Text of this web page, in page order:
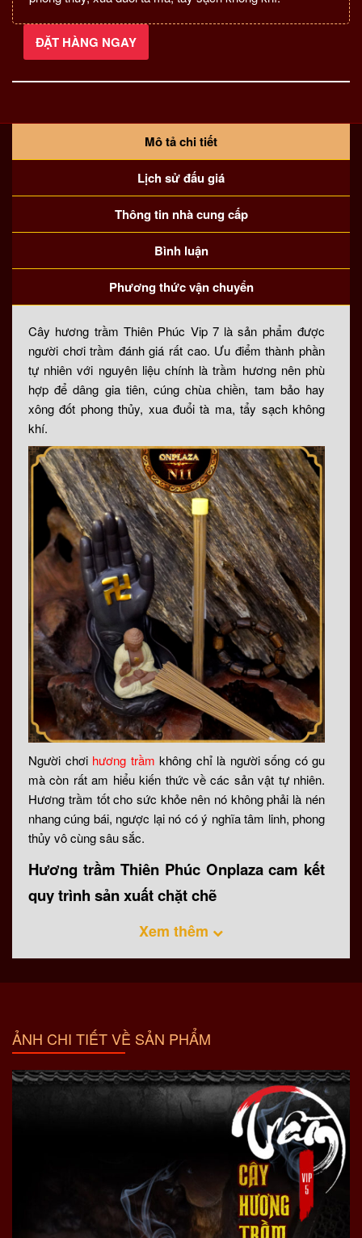
hương
trầm
Phúc
số
ĐẶT HÀNG NGAY
Mô tả chi tiết
Lịch sử đấu giá
Thông tin nhà cung cấp
Bình luận
Phương thức vận chuyển
Cây hương trầm Thiên Phúc Vip 7 là sản phẩm được
người chơi trầm đánh giá rất cao. Ưu điểm thành phần
tự nhiên với nguyên liệu chính là trầm hương nên phù
hợp để dâng gia tiên, cúng chùa chiền, tam bảo hay
xông đốt phong thủy, xua đuổi tà ma, tẩy sạch không
khí.
Người chơi hương trầm không chỉ là người sống có gu
mà còn rất am hiểu kiến thức về các sản vật tự nhiên.
Hương trầm tốt cho sức khỏe nên nó không phải là nén
nhang cúng bái, ngược lại nó có ý nghĩa tâm linh, phong
thủy vô cùng sâu sắc.
Hương trầm Thiên Phúc Onplaza cam kết
quy trình sản xuất chặt chẽ
Tùy vào cơ sở làm hương trầm sẽ chọn loại trầm tương
loại 4,5,6 đại trà. Số ít đơn vị chọn trầm hương loại 1 vì
giá thành cao, tuy nhiên với định vị sản phẩm cao cấp
Chọn chất liệu trầm để làm hương tỉ mỉ, kỹ lưỡng
Sau khi chọn loại trầm phù hợp cắt thành miếng nhỏ
Tiếp tục lăn và tán nguyên liệu cho đến khi thành bột.
Chọn lựa sàng lọc lại bột trầm bằng thủ công đảm
Tiến hành điều hương, điều vị để chế hương.
Hương trầm Thiên Phúc cam kết
Trầm Hương Thiên Phúc Onplaza set up hương trầm
theo mong muốn của quý vị, tự lựa chọn tỷ lệ trầm
Xem thêm
ẢNH CHI TIẾT VỀ SẢN PHẨM